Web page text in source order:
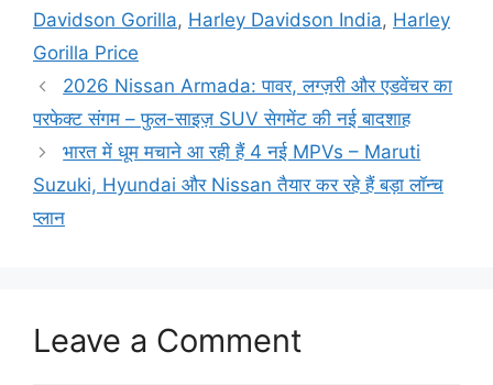
Davidson Gorilla, Harley Davidson India, Harley
Gorilla Price
2026 Nissan Armada: पावर, लग्ज़री और एडवेंचर का
परफेक्ट संगम – फुल-साइज़ SUV सेगमेंट की नई बादशाह
भारत में धूम मचाने आ रही हैं 4 नई MPVs – Maruti
Suzuki, Hyundai और Nissan तैयार कर रहे हैं बड़ा लॉन्च
प्लान
Leave a Comment